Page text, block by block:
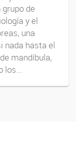
de
y el
una
nada hasta el
mandíbula,
los...